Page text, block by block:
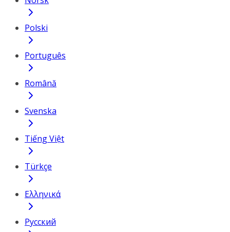
Polski
Português
Română
Svenska
Tiếng Việt
Türkçe
Ελληνικά
Русский